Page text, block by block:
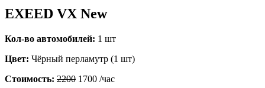
EXEED VX New
Кол-во автомобилей: 1 шт
Цвет: Чёрный перламутр (1 шт)
Стоимость: 2200 1700 /час